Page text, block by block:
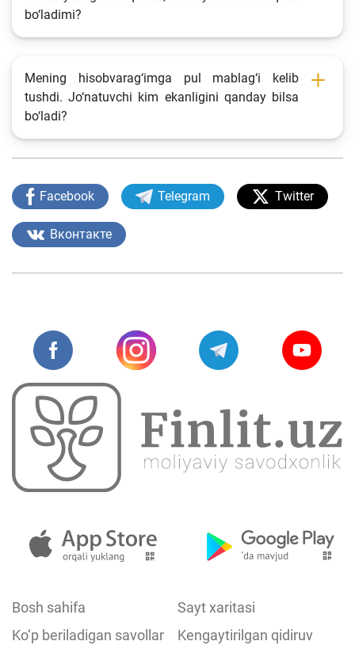
bo‘ladimi?
Mening hisobvarag‘imga pul mablag‘i kelib
tushdi. Jo‘natuvchi kim ekanligini qanday bilsa
bo‘ladi?
Facebook Telegram Twitter
Вконтакте
Bosh sahifa
Sayt xaritasi
Ko‘p beriladigan savollar
Kengaytirilgan qidiruv